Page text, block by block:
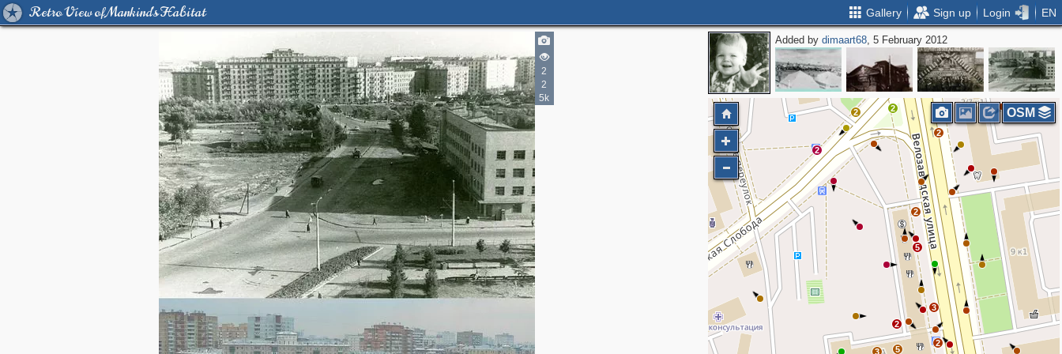
Retro View of Mankind's Habitat Gallery Sign up Login EN
2
2
5k
Added bydimaart68, 5 February 2012
2
3
5
2
2
2
3
2
2 2
2
5
2
3
2
2
OSM